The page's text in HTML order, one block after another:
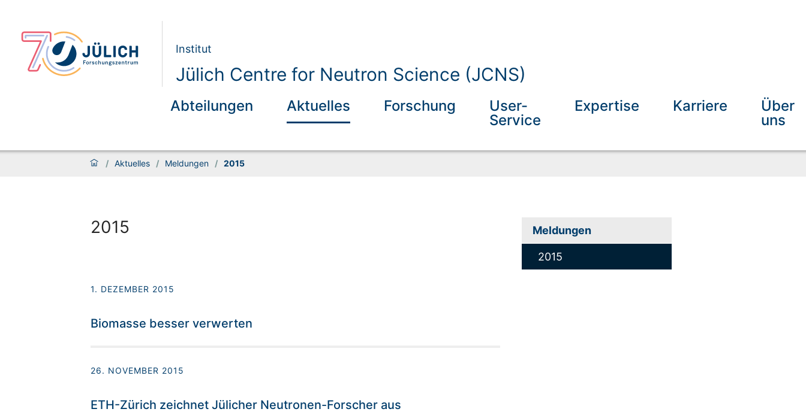
Institut
Jülich Centre for Neutron Science (JCNS)
Abteilungen Aktuelles Forschung
User-
Service
Expertise Karriere
Über
uns
/ Aktuelles / Meldungen / 2015
2015
1. DEZEMBER 2015
Biomasse besser verwerten
26. NOVEMBER 2015
ETH-Zürich zeichnet Jülicher Neutronen-Forscher aus
Meldungen
2015